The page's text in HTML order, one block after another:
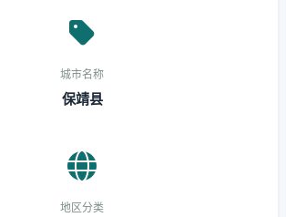
城市名称
保靖县
地区分类